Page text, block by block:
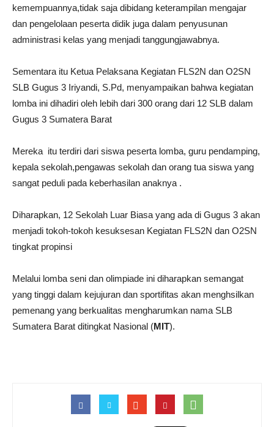
kemempuannya,tidak saja dibidang keterampilan mengajar
dan pengelolaan peserta didik juga dalam penyusunan
administrasi kelas yang menjadi tanggungjawabnya.
Sementara itu Ketua Pelaksana Kegiatan FLS2N dan O2SN
SLB Gugus 3 Iriyandi, S.Pd, menyampaikan bahwa kegiatan
lomba ini dihadiri oleh lebih dari 300 orang dari 12 SLB dalam
Gugus 3 Sumatera Barat
Mereka itu terdiri dari siswa peserta lomba, guru pendamping,
kepala sekolah,pengawas sekolah dan orang tua siswa yang
sangat peduli pada keberhasilan anaknya .
Diharapkan, 12 Sekolah Luar Biasa yang ada di Gugus 3 akan
menjadi tokoh-tokoh kesuksesan Kegiatan FLS2N dan O2SN
tingkat propinsi
Melalui lomba seni dan olimpiade ini diharapkan semangat
yang tinggi dalam kejujuran dan sportifitas akan menghsilkan
pemenang yang berkualitas mengharumkan nama SLB
Sumatera Barat ditingkat Nasional (MIT).